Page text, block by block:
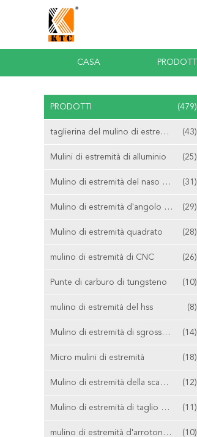
CASA PRODOTTI
PRODOTTI (479)
taglierina del mulino di estremità del carburo (43)
Mulini di estremità di alluminio (25)
Mulino di estremità del naso della palla (31)
Mulino di estremità d'angolo del raggio (29)
Mulino di estremità quadrato (28)
mulino di estremità di CNC (26)
Punte di carburo di tungsteno (10)
mulino di estremità del hss (8)
Mulino di estremità di sgrossatura (14)
Micro mulini di estremità (18)
Mulino di estremità della scanalatura di T (12)
Mulino di estremità di taglio concentrare (11)
mulino di estremità d'arrotondamento d'angolo (10)